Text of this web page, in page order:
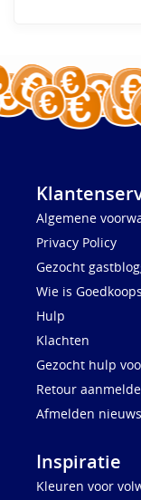
Algemene
Privacy Policy
Gezocht
Wie is
Hulp
Klachten
Gezocht hulp
Retour
Afmelden
Inspiratie
Kleuren voor